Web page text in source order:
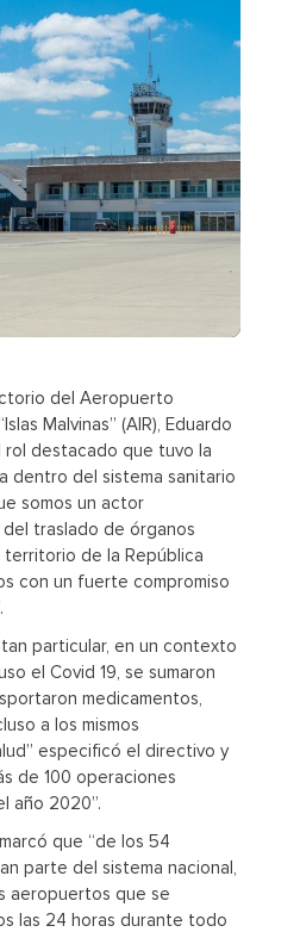
del Aeropuerto
Malvinas” (AIR), Eduardo
rol destacado que tuvo la
dentro del sistema sanitario
somos un actor
traslado de órganos
de la República
con un fuerte compromiso
particular, en un contexto
el Covid 19, se sumaron
medicamentos,
a los mismos
especificó el directivo y
de 100 operaciones
año 2020”.
que “de los 54
parte del sistema nacional,
aeropuertos que se
las 24 horas durante todo